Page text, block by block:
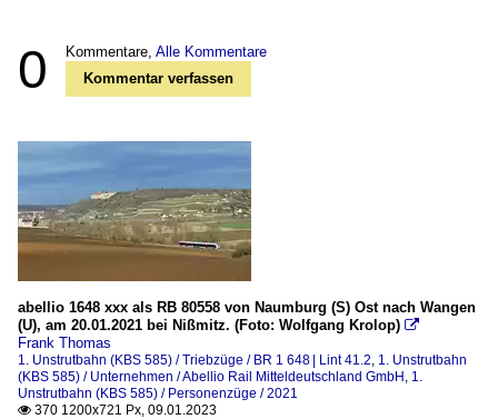
0 Kommentare, Alle Kommentare
Kommentar verfassen
abellio 1648 xxx als RB 80558 von Naumburg (S) Ost nach Wangen
(U), am 20.01.2021 bei Nißmitz. (Foto: Wolfgang Krolop) 
Frank Thomas
1. Unstrutbahn (KBS 585) / Triebzüge / BR 1 648 | Lint 41.2, 1. Unstrutbahn
(KBS 585) / Unternehmen / Abellio Rail Mitteldeutschland GmbH, 1.
Unstrutbahn (KBS 585) / Personenzüge / 2021
 370 1200x721 Px, 09.01.2023